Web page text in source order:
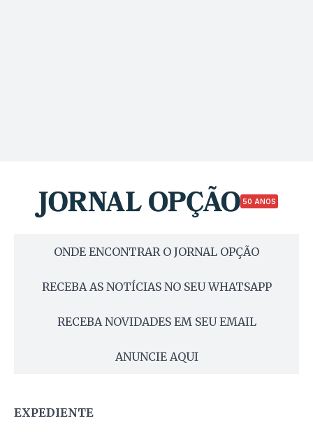
50 ANOS
ONDE ENCONTRAR O JORNAL OPÇÃO
RECEBA AS NOTÍCIAS NO SEU WHATSAPP
RECEBA NOVIDADES EM SEU EMAIL
ANUNCIE AQUI
EXPEDIENTE